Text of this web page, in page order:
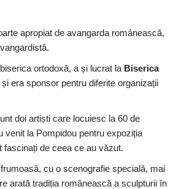
apropiat de avangarda românească,
ortodoxă, a și lucrat la Biserica
și era sponsor pentru diferite organizații
doi artiști care locuiesc la 60 de
venit la Pompidou pentru expoziția
fascinați de ceea ce au văzut.
cu o scenografie specială, mai
arată tradiția românească a sculpturii în